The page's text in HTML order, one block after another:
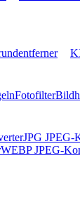
Fotofilter
JPG JPEG-
WEBP JPEG-